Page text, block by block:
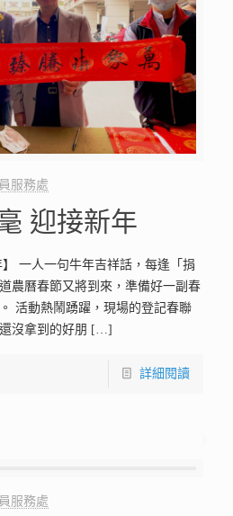
服務處
迎接新年
】 一人一句牛年吉祥話，每逢「捐
農曆春節又將到來，準備好一副春
活動熱鬧踴躍，現場的登記春聯
沒拿到的好朋 […]
詳細閱讀
服務處